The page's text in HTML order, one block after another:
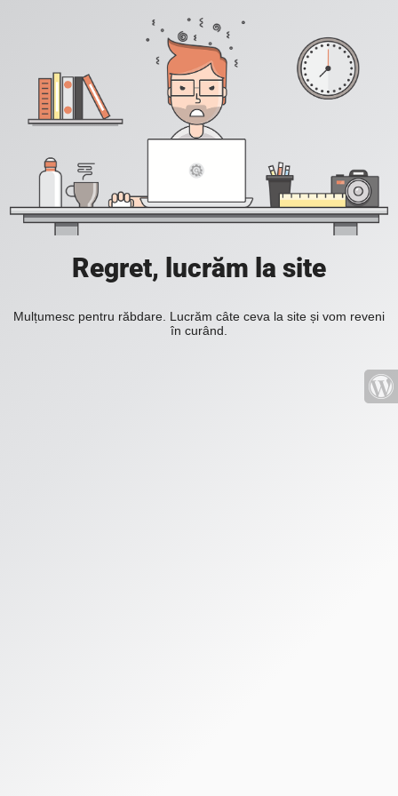
Regret, lucrăm la site
Mulțumesc pentru răbdare. Lucrăm câte ceva la site și vom reveni
în curând.